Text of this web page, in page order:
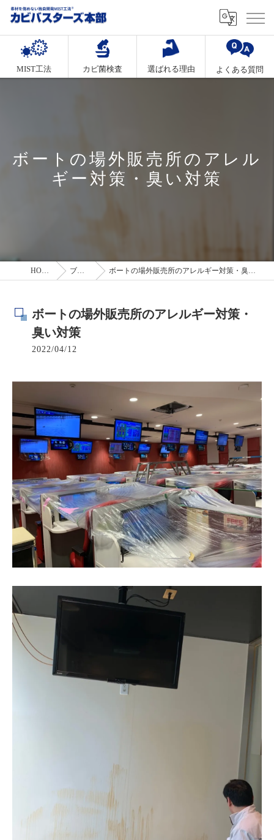
MIST工法 カビ菌検査 選ばれる理由 よくある質問
ボートの場外販売所のアレル
ギー対策・臭い対策
HOME ブログ ボートの場外販売所のアレルギー対策・臭い対策
ボートの場外販売所のアレルギー対策・
臭い対策
2022/04/12